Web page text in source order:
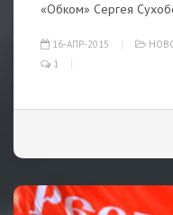
«Обком» Сергея
16-АПР-2015
1